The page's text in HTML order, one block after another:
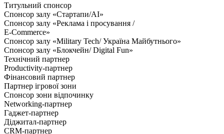
Титульний спонсор
Спонсор залу «Стартапи/AI»
Спонсор залу «Реклама і просування /
E-Commerce»
Спонсор залу «Military Tech/ Україна Майбутнього»
Спонсор залу «Блокчейн/ Digital Fun»
Технічний партнер
Productivity-партнер
Фінансовий партнер
Партнер ігрової зони
Спонсор зони відпочинку
Networking-партнер
Гаджет-партнер
Діджитал-партнер
CRM-партнер